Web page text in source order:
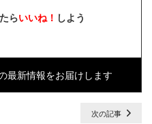
らいいね！ しよう
最新情報をお届けします
次の記事